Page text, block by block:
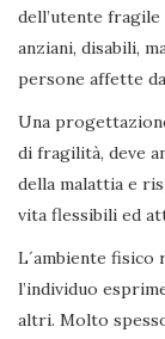
dell’utente
anziani, disabili,
persone affette
Una
di fragilità, deve
della malattia e
vita flessibili ed
L´ambiente fisico
l’individuo
altri. Molto